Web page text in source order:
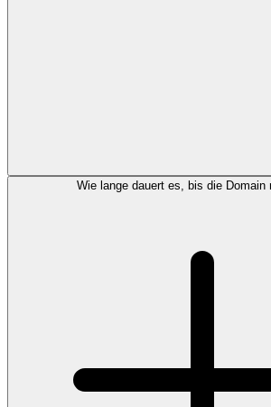
Wie lange dauert es, bis die Domain